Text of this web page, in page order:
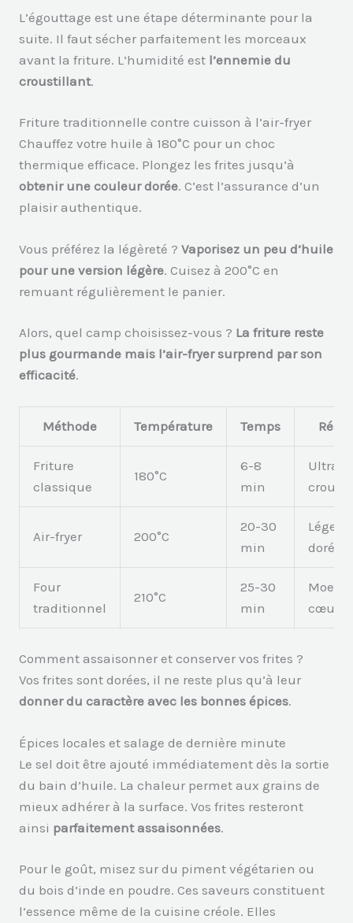
L’égouttage est une étape déterminante pour la
suite. Il faut sécher parfaitement les morceaux
avant la friture. L’humidité est l’ennemie du
croustillant.
Friture traditionnelle contre cuisson à l’air-fryer
Chauffez votre huile à 180°C pour un choc
thermique efficace. Plongez les frites jusqu’à
obtenir une couleur dorée. C’est l’assurance d’un
plaisir authentique.
Vous préférez la légèreté ?Vaporisez un peu d’huile
pour une version légère. Cuisez à 200°C en
remuant régulièrement le panier.
Alors, quel camp choisissez-vous ? La friture reste
plus gourmande mais l’air-fryer surprend par son
efficacité.
Méthode Température Temps
Friture
classique
180°C
6-8
min
Ultra
Air-fryer 200°C
20-30
min
Léger
doré
Four
traditionnel
210°C
25-30
min
cœur
Comment assaisonner et conserver vos frites ?
Vos frites sont dorées, il ne reste plus qu’à leur
donner du caractère avec les bonnes épices.
Épices locales et salage de dernière minute
Le sel doit être ajouté immédiatement dès la sortie
du bain d’huile. La chaleur permet aux grains de
mieux adhérer à la surface. Vos frites resteront
ainsi parfaitement assaisonnées.
Pour le goût, misez sur du piment végétarien ou
du bois d’inde en poudre. Ces saveurs constituent
l’essence même de la cuisine créole. Elles